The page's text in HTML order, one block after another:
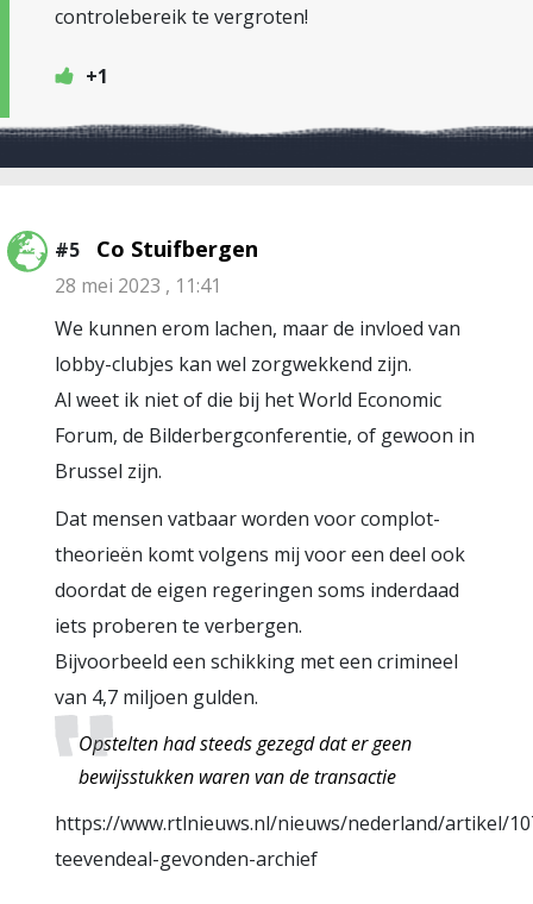
controlebereik te vergroten!
+1
#5 Co Stuifbergen
28 mei 2023 , 11:41
We kunnen erom lachen, maar de invloed van
lobby-clubjes kan wel zorgwekkend zijn.
Al weet ik niet of die bij het World Economic
Forum, de Bilderbergconferentie, of gewoon in
Brussel zijn.
Dat mensen vatbaar worden voor complot-
theorieën komt volgens mij voor een deel ook
doordat de eigen regeringen soms inderdaad
iets proberen te verbergen.
Bijvoorbeeld een schikking met een crimineel
van 4,7 miljoen gulden.
Opstelten had steeds gezegd dat er geen
bewijsstukken waren van de transactie
https://www.rtlnieuws.nl/nieuws/nederland/artikel/
teevendeal-gevonden-archief